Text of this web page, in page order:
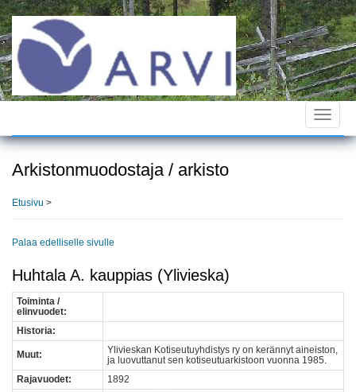
Hyppää
pääsisältöön
Toggle
Arkistonmuodostaja / arkisto
Etusivu >
Palaa edelliselle sivulle
Huhtala A. kauppias (Ylivieska)
Toiminta /
elinvuodet:
Historia:
Muut:
Ylivieskan Kotiseutuyhdistys ry on kerännyt aineiston,
ja luovuttanut sen kotiseutuarkistoon vuonna 1985.
Rajavuodet:
1892